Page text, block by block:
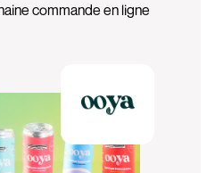
commande en ligne